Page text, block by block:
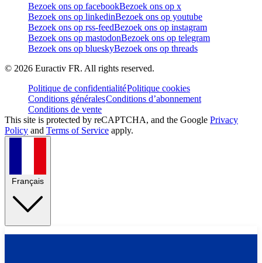
Bezoek ons op facebookBezoek ons op x
Bezoek ons op linkedinBezoek ons op youtube
Bezoek ons op rss-feedBezoek ons op instagram
Bezoek ons op mastodonBezoek ons op telegram
Bezoek ons op blueskyBezoek ons op threads
© 2026 Euractiv FR. All rights reserved.
Politique de confidentialitéPolitique cookies
Conditions généralesConditions d’abonnement
Conditions de vente
This site is protected by reCAPTCHA, and the Google Privacy
Policy and Terms of Service apply.
Français